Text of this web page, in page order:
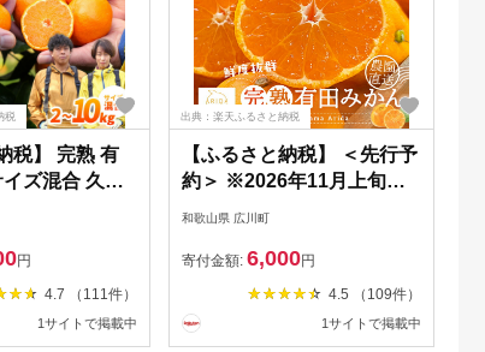
税
税】 完熟 有
ズ混合 久幸
ん 有田みかん
7000円
中旬〜2027
次発送
円
4.7 （111件）
1サイトで掲載中
出典：楽天ふるさと納税
【ふるさと納税】 ＜先行予
約＞ ※2026年11月上旬～
12月下旬発送 農園直送！
※北海道・沖縄・その他離
島地域は発送不可 / 和歌山
温州みかん ミカン オレン
ジ 甘い フルーツ 果物 産地
和歌山県 広川町
寄付金額: 6,000円
4.5 （109件）
1サイトで掲載中